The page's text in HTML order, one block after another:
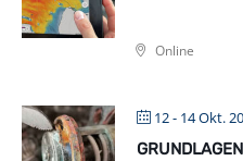
Online
12 - 14 Okt.